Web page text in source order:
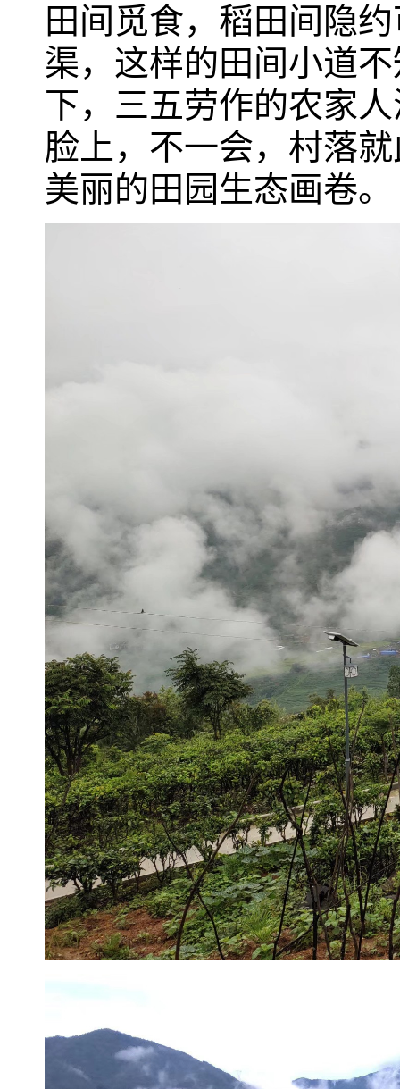
田间觅食，稻田间隐
渠，这样的田间小道
下，三五劳作的农家
脸上，不一会，村落
美丽的田园生态画卷。